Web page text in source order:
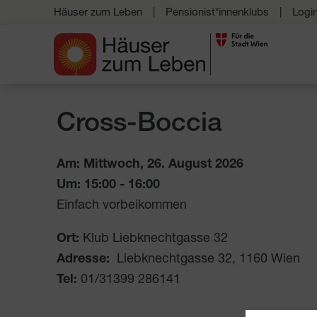
Häuser zum Leben Pensionist*innenklubs Login
Cross-Boccia
Am: Mittwoch, 26. August 2026
Um: 15:00 - 16:00
Einfach vorbeikommen
Ort: Klub Liebknechtgasse 32
Adresse:
Liebknechtgasse 32, 1160 Wien
Tel: 01/31399 286141